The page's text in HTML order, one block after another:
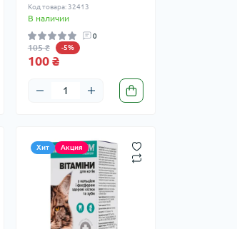
Код товара: 32413
В наличии
0
105 ₴ -5%
100 ₴
Хит Акция